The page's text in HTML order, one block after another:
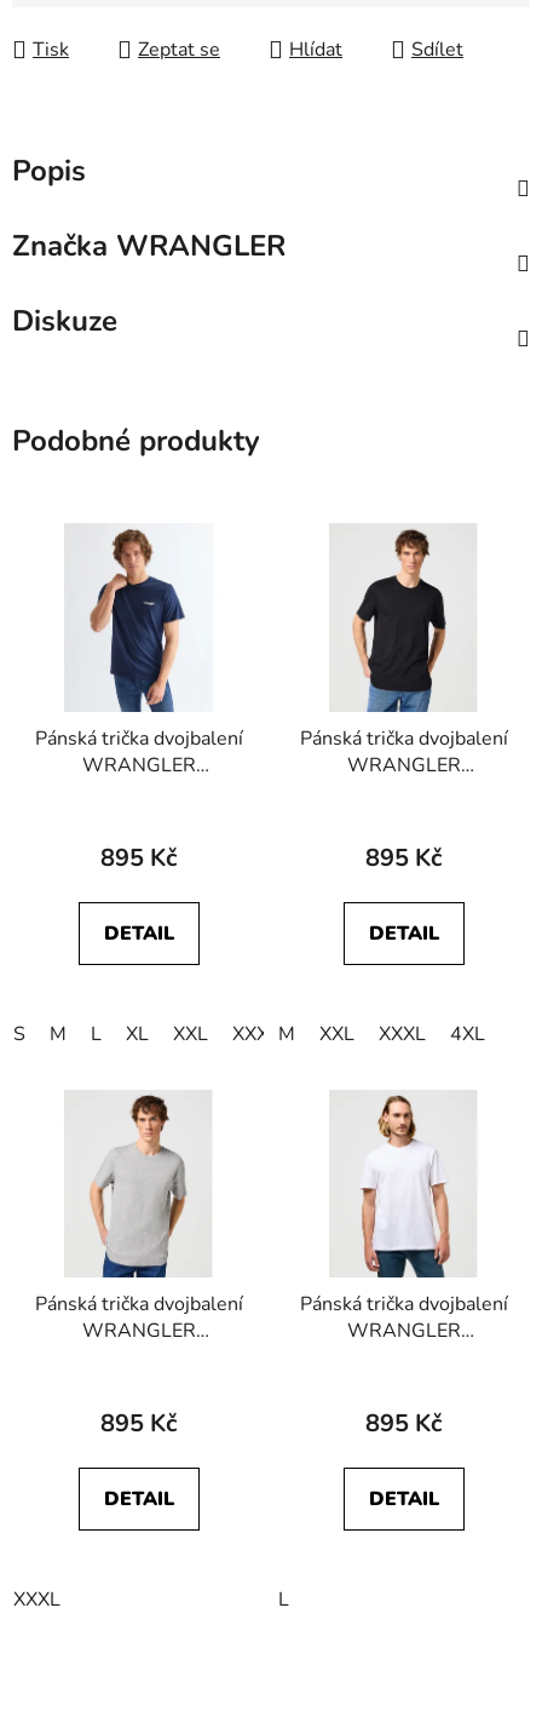
Tisk Zeptat se Hlídat Sdílet
Popis
Značka WRANGLER
Diskuze
Podobné produkty
Pánská trička dvojbalení
WRANGLER
SIGN OFF TEE True
Navy
895 Kč
DETAIL
S M L XL XXL XXXL
Pánská trička dvojbalení
WRANGLER
TEE Black
895 Kč
DETAIL
M XXL XXXL 4XL
Pánská trička dvojbalení
WRANGLER
TEE Mid Grey Mele
895 Kč
DETAIL
XXXL
Pánská trička dvojbalení
WRANGLER
TEE White
895 Kč
DETAIL
L